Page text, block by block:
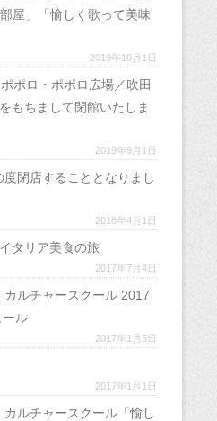
屋」「愉しく歌って美味
2019年10月1日
ポロ・ポポロ広場／吹田
もちまして閉館いたしま
2019年9月1日
閉店することとなりまし
2018年4月1日
タリア美食の旅
2017年7月4日
ルチャースクール 2017
ール
2017年1月5日
2017年1月1日
ルチャースクール「愉し